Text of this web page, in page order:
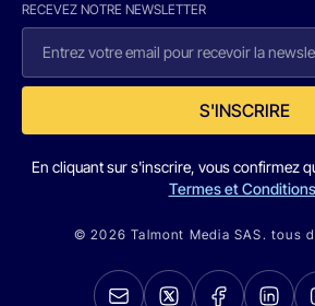
RECEVEZ NOTRE NEWSLETTER
S'INSCRIRE
En cliquant sur s'inscrire, vous confirmez
Termes et Conditions
© 2026 Talmont Media SAS. tous